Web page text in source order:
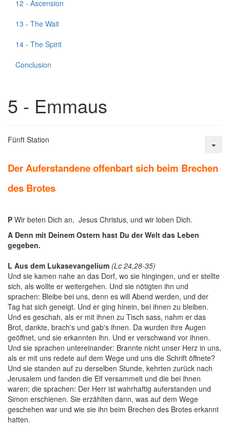
12 - Ascension
13 - The Wait
14 - The Spirit
Conclusion
5 - Emmaus
Fünft Station
Der Auferstandene offenbart sich beim Brechen
des Brotes
P Wir beten Dich an, Jesus Christus, und wir loben Dich.
A Denn mit Deinem Ostern hast Du der Welt das Leben
gegeben.
L Aus dem Lukasevangelium (Lc 24,28-35)
Und sie kamen nahe an das Dorf, wo sie hingingen, und er stellte
sich, als wollte er weitergehen. Und sie nötigten ihn und
sprachen: Bleibe bei uns, denn es will Abend werden, und der
Tag hat sich geneigt. Und er ging hinein, bei ihnen zu bleiben.
Und es geschah, als er mit ihnen zu Tisch sass, nahm er das
Brot, dankte, brach's und gab's ihnen. Da wurden ihre Augen
geöffnet, und sie erkannten ihn. Und er verschwand vor ihnen.
Und sie sprachen untereinander: Brannte nicht unser Herz in uns,
als er mit uns redete auf dem Wege und uns die Schrift öffnete?
Und sie standen auf zu derselben Stunde, kehrten zurück nach
Jerusalem und fanden die Elf versammelt und die bei ihnen
waren; die sprachen: Der Herr ist wahrhaftig auferstanden und
Simon erschienen. Sie erzählten dann, was auf dem Wege
geschehen war und wie sie ihn beim Brechen des Brotes erkannt
hatten.